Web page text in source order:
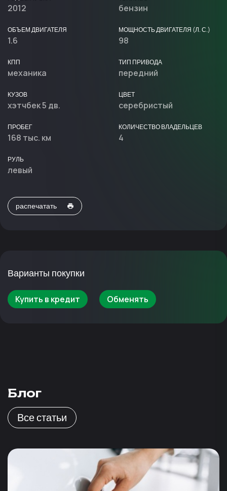
2012 бензин
ОБЪЕМ ДВИГАТЕЛЯ
1.6
МОЩНОСТЬ ДВИГАТЕЛЯ (Л. С.)
98
КПП
механика
ТИП ПРИВОДА
передний
КУЗОВ
хэтчбек 5 дв.
ЦВЕТ
серебристый
ПРОБЕГ
168 тыс. км
КОЛИЧЕСТВО ВЛАДЕЛЬЦЕВ
4
РУЛЬ
левый
распечатать
Варианты покупки
Купить в кредит Обменять
Блог
Все статьи